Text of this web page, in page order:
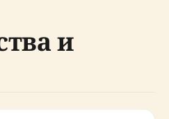
и